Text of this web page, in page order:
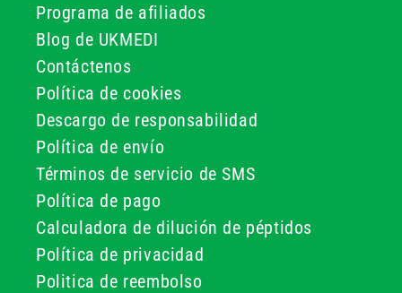
Programa de afiliados
Blog de UKMEDI
Contáctenos
Política de cookies
Descargo de responsabilidad
Política de envío
Términos de servicio de SMS
Política de pago
Calculadora de dilución de péptidos
Política de privacidad
Politica de reembolso